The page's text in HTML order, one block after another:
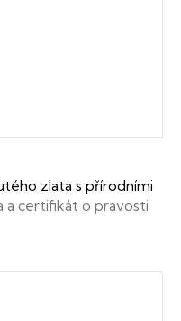
zlata s přírodními
a certifikát o pravosti